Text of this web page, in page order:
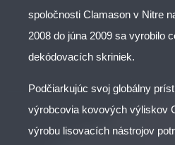
spoločnosti Clamason v Nitre
2008 do júna 2009 sa vyrobilo
dekódovacích skriniek.
Podčiarkujúc svoj globálny
výrobcovia kovových výliskov
výrobu lisovacích nástrojov